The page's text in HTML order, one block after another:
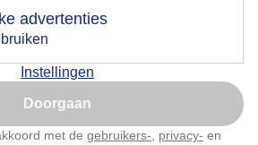
advertenties
Instellingen
Doorgaan
met de gebruikers- privacy- en
Gemaakt: 12-07-2025, 57x bekeken
misschien later
om dit aan te passen